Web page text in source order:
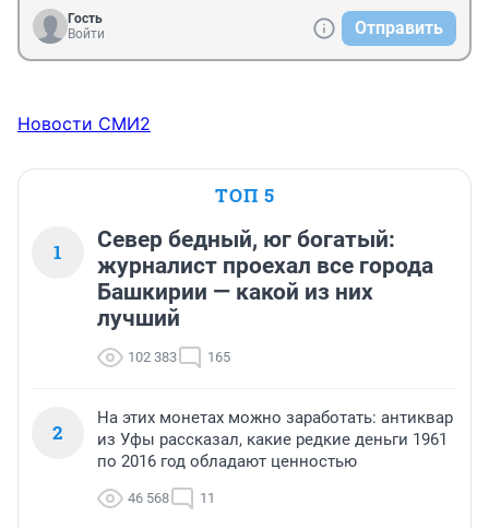
Гость
Войти
Отправить
Новости СМИ2
ТОП 5
1
Север бедный, юг богатый:
журналист проехал все города
Башкирии — какой из них
лучший
102 383 165
2
На этих монетах можно заработать: антиквар
из Уфы рассказал, какие редкие деньги 1961
по 2016 год обладают ценностью
46 568 11